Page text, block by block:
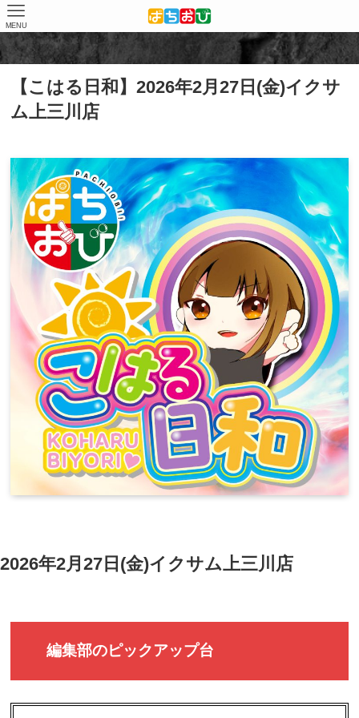
MENU
ホーム 店舗（結果） イクサム上三川店
【こはる日和】2026年2月27日(金)イクサ
ム上三川店
2026年2月27日(金)イクサム上三川店
編集部のピックアップ台